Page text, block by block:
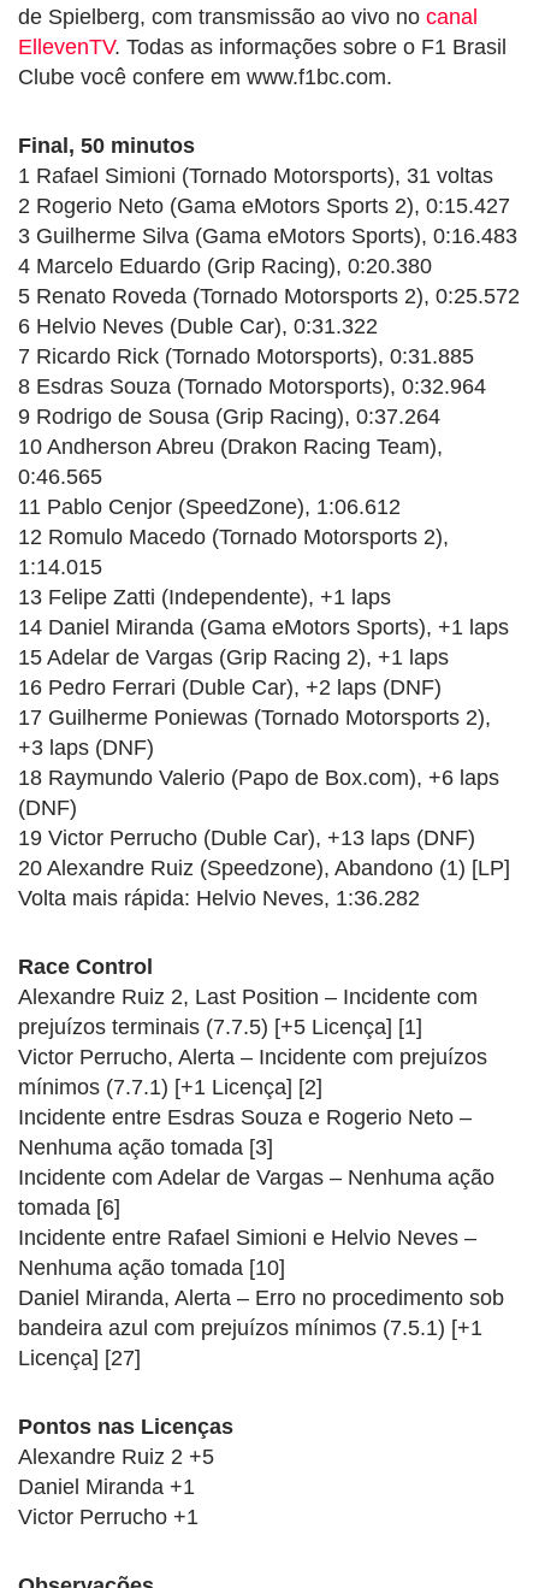
de Spielberg, com transmissão ao vivo no canal
EllevenTV. Todas as informações sobre o F1 Brasil
Clube você confere em www.f1bc.com.
Final, 50 minutos
1 Rafael Simioni (Tornado Motorsports), 31 voltas
2 Rogerio Neto (Gama eMotors Sports 2), 0:15.427
3 Guilherme Silva (Gama eMotors Sports), 0:16.483
4 Marcelo Eduardo (Grip Racing), 0:20.380
5 Renato Roveda (Tornado Motorsports 2), 0:25.572
6 Helvio Neves (Duble Car), 0:31.322
7 Ricardo Rick (Tornado Motorsports), 0:31.885
8 Esdras Souza (Tornado Motorsports), 0:32.964
9 Rodrigo de Sousa (Grip Racing), 0:37.264
10 Andherson Abreu (Drakon Racing Team),
0:46.565
11 Pablo Cenjor (SpeedZone), 1:06.612
12 Romulo Macedo (Tornado Motorsports 2),
1:14.015
13 Felipe Zatti (Independente), +1 laps
14 Daniel Miranda (Gama eMotors Sports), +1 laps
15 Adelar de Vargas (Grip Racing 2), +1 laps
16 Pedro Ferrari (Duble Car), +2 laps (DNF)
17 Guilherme Poniewas (Tornado Motorsports 2),
+3 laps (DNF)
18 Raymundo Valerio (Papo de Box.com), +6 laps
(DNF)
19 Victor Perrucho (Duble Car), +13 laps (DNF)
20 Alexandre Ruiz (Speedzone), Abandono (1) [LP]
Volta mais rápida: Helvio Neves, 1:36.282
Race Control
Alexandre Ruiz 2, Last Position – Incidente com
prejuízos terminais (7.7.5) [+5 Licença] [1]
Victor Perrucho, Alerta – Incidente com prejuízos
mínimos (7.7.1) [+1 Licença] [2]
Incidente entre Esdras Souza e Rogerio Neto –
Nenhuma ação tomada [3]
Incidente com Adelar de Vargas – Nenhuma ação
tomada [6]
Incidente entre Rafael Simioni e Helvio Neves –
Nenhuma ação tomada [10]
Daniel Miranda, Alerta – Erro no procedimento sob
bandeira azul com prejuízos mínimos (7.5.1) [+1
Licença] [27]
Pontos nas Licenças
Alexandre Ruiz 2 +5
Daniel Miranda +1
Victor Perrucho +1